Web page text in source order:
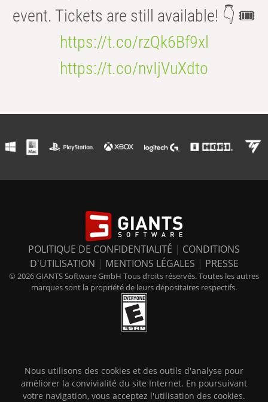
event. Tickets are still available! 👇 🎟️
https://t.co/rzQk6Bf9xl
https://t.co/nvIjVuXdto
POLITIQUE DE CONFIDENTIALITÉ | CONDITIONS
D'UTILISATION | MENTIONS LÉGALES | PRESSE
© 2026 GIANTS Software GmbH Tous droits réservés. Toutes les autres
marques sont la propriété de leurs dépositaires respectifs.
Nous utilisons des cookies et des outils d'analyse pour
améliorer la convivialité du site Internet. En poursuivant
votre navigation, vous acceptez l'utilisation des cookies.